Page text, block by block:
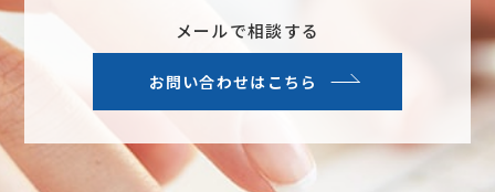
メールで相談する
お問い合わせはこちら